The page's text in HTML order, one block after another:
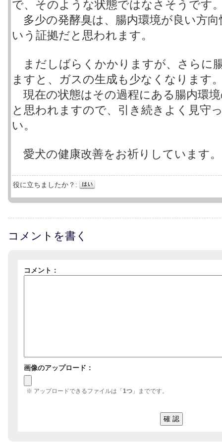
で、そのような状態ではなさそうです
多少の発酵臭は、腸内環境が良い方
いう証拠だと思われます。
まだしばらくかかりますが、さらに
ますと、ガスの生成も少なくなります
現在の状態はその過程にある腸内環
と思われますので、引き続きよく見守
い。
愛犬の健康改善をお祈りしています。
役に立ちましたか？:
コメントを書く
コメント：
画像のアップロード：
※ アップロードできるファイルは「 1つ 」までです。